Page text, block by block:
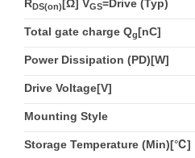
RDS(on)[Ω] VGS=Drive (Typ)
Total gate charge Qg[nC]
Power Dissipation (PD)[W]
Drive Voltage[V]
Mounting Style
Storage Temperature (Min)[℃]